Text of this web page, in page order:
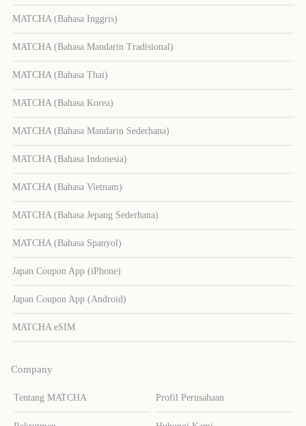
MATCHA (Bahasa Inggris)
MATCHA (Bahasa Mandarin Tradisional)
MATCHA (Bahasa Thai)
MATCHA (Bahasa Korea)
MATCHA (Bahasa Mandarin Sederhana)
MATCHA (Bahasa Indonesia)
MATCHA (Bahasa Vietnam)
MATCHA (Bahasa Jepang Sederhana)
MATCHA (Bahasa Spanyol)
Japan Coupon App (iPhone)
Japan Coupon App (Android)
MATCHA eSIM
Company
Tentang MATCHA Profil Perusahaan